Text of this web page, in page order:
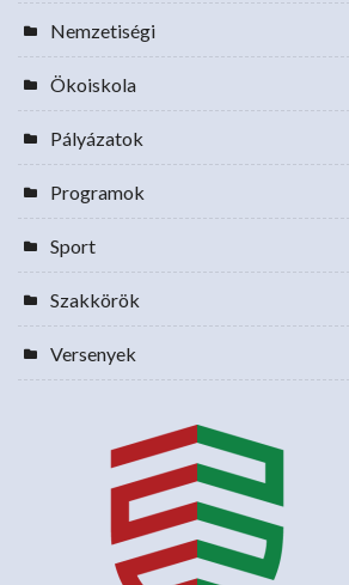
Nemzetiségi
Ökoiskola
Pályázatok
Programok
Sport
Szakkörök
Versenyek